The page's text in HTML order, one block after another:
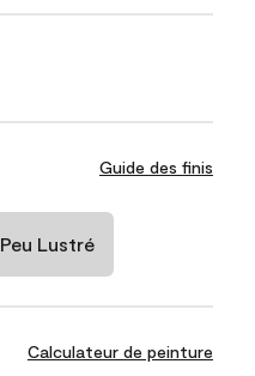
Guide des finis
Peu Lustré
Calculateur de peinture